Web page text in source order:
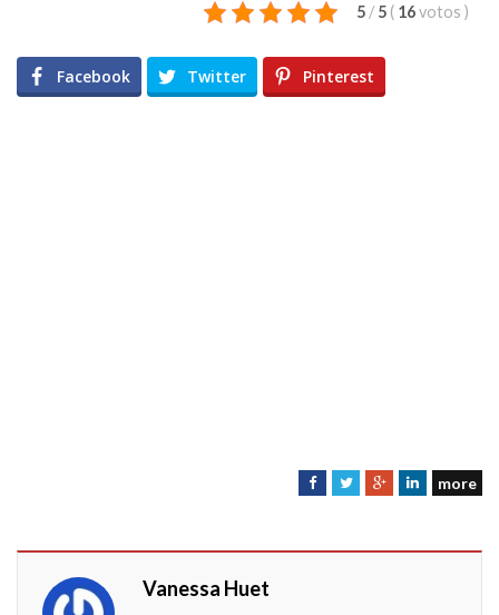
5/ 5 ( 16votos )
Facebook Twitter Pinterest
F
T
G
L
more
Vanessa Huet